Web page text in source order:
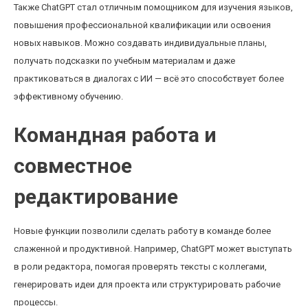
Также ChatGPT стал отличным помощником для изучения языков,
повышения профессиональной квалификации или освоения
новых навыков. Можно создавать индивидуальные планы,
получать подсказки по учебным материалам и даже
практиковаться в диалогах с ИИ — всё это способствует более
эффективному обучению.
Командная работа и
совместное
редактирование
Новые функции позволили сделать работу в команде более
слаженной и продуктивной. Например, ChatGPT может выступать
в роли редактора, помогая проверять тексты с коллегами,
генерировать идеи для проекта или структурировать рабочие
процессы.